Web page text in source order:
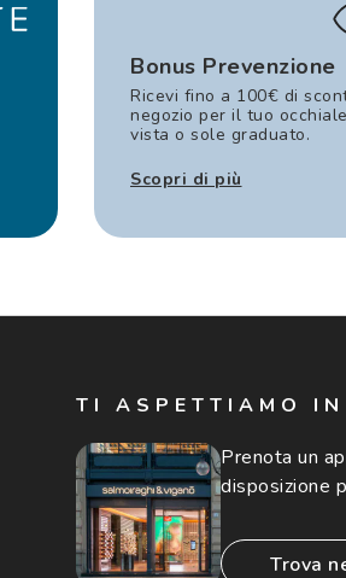
Bonus Prevenzione
Ricevi fino a 100€ di
negozio per il tuo
vista o sole graduato.
Scopri di più
TI ASPETTIAMO IN
Prenota un
disposizione
trova